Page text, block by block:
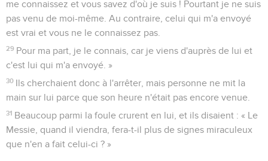
me connaissez et vous savez d'où je suis ! Pourtant je ne suis
pas venu de moi-même. Au contraire, celui qui m'a envoyé
est vrai et vous ne le connaissez pas.
29 Pour ma part, je le connais, car je viens d'auprès de lui et
c'est lui qui m'a envoyé. »
30 Ils cherchaient donc à l'arrêter, mais personne ne mit la
main sur lui parce que son heure n'était pas encore venue.
31 Beaucoup parmi la foule crurent en lui, et ils disaient : « Le
Messie, quand il viendra, fera-t-il plus de signes miraculeux
que n'en a fait celui-ci ? »